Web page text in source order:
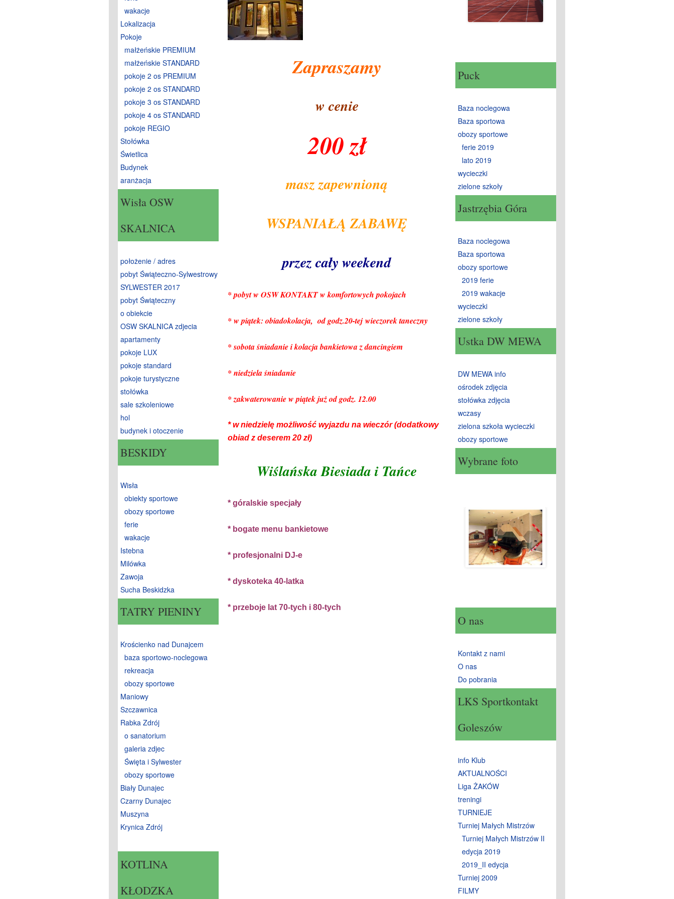
Zapraszamy
w cenie
200 zł
masz zapewnioną
WSPANIAŁĄ ZABAWĘ
przez cały weekend
* pobyt w OSW KONTAKT w komfortowych pokojach
* w piątek: obiadokolacja, od godz.20-tej wieczorek taneczny
* sobota śniadanie i kolacja bankietowa z dancingiem
* niedziela śniadanie
* zakwaterowanie w piątek już od godz. 12.00
* w niedzielę możliwość wyjazdu na wieczór (dodatkowy
obiad z deserem 20 zł)
Wiślańska Biesiada i Tańce
* góralskie specjały
* bogate menu bankietowe
* profesjonalni DJ-e
* dyskoteka 40-latka
* przeboje lat 70-tych i 80-tych
wakacje
Lokalizacja
Pokoje
małżeńskie PREMIUM
małżeńskie STANDARD
pokoje 2 os PREMIUM
pokoje 2 os STANDARD
pokoje 3 os STANDARD
pokoje 4 os STANDARD
pokoje REGIO
Stołówka
Świetlica
Budynek
aranżacja
Wisła OSW
SKALNICA
położenie / adres
pobyt Świąteczno-Sylwestrowy
SYLWESTER 2017
pobyt Świąteczny
o obiekcie
OSW SKALNICA zdjecia
apartamenty
pokoje LUX
pokoje standard
pokoje turystyczne
stołówka
sale szkoleniowe
hol
budynek i otoczenie
BESKIDY
Wisła
obiekty sportowe
obozy sportowe
ferie
wakacje
Istebna
Milówka
Zawoja
Sucha Beskidzka
TATRY PIENINY
Krościenko nad Dunajcem
baza sportowo-noclegowa
rekreacja
obozy sportowe
Maniowy
Szczawnica
Rabka Zdrój
o sanatorium
galeria zdjec
Święta i Sylwester
obozy sportowe
Biały Dunajec
Czarny Dunajec
Muszyna
Krynica Zdrój
KOTLINA
KŁODZKA
Puck
Baza noclegowa
Baza sportowa
obozy sportowe
ferie 2019
lato 2019
wycieczki
zielone szkoły
Jastrzębia Góra
Baza noclegowa
Baza sportowa
obozy sportowe
2019 ferie
2019 wakacje
wycieczki
zielone szkoły
Ustka DW MEWA
DW MEWA info
ośrodek zdjęcia
stołówka zdjęcia
wczasy
zielona szkoła wycieczki
obozy sportowe
Wybrane foto
O nas
Kontakt z nami
O nas
Do pobrania
LKS Sportkontakt
Goleszów
info Klub
AKTUALNOŚCI
Liga ŻAKÓW
treningi
TURNIEJE
Turniej Małych Mistrzów
Turniej Małych Mistrzów II
edycja 2019
2019_II edycja
Turniej 2009
FILMY